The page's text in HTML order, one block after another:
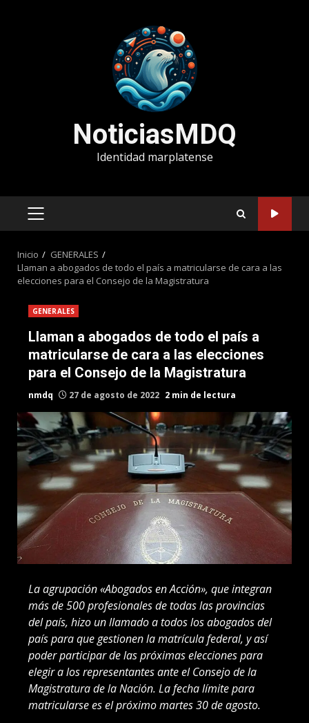
NoticiasMDQ
Identidad marplatense
MENÚ
Inicio
GENERALES
Llaman a abogados de todo el país a matricularse de cara a las
elecciones para el Consejo de la Magistratura
GENERALES
Llaman a abogados de todo el país a
matricularse de cara a las elecciones
para el Consejo de la Magistratura
nmdq 27 de agosto de 2022 2 min de lectura
La agrupación «Abogados en Acción», que integran
más de 500 profesionales de todas las provincias
del país, hizo un llamado a todos los abogados del
país para que gestionen la matrícula federal, y así
poder participar de las próximas elecciones para
elegir a los representantes ante el Consejo de la
Magistratura de la Nación. La fecha límite para
matricularse es el próximo martes 30 de agosto.